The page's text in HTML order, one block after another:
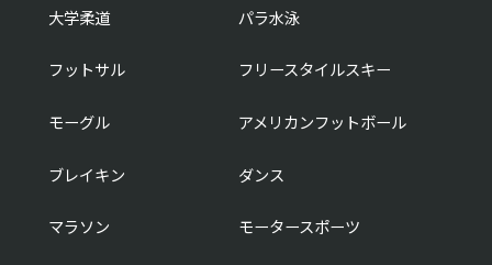
大学柔道 パラ水泳
フットサル フリースタイルスキー
モーグル アメリカンフットボール
ブレイキン ダンス
マラソン モータースポーツ